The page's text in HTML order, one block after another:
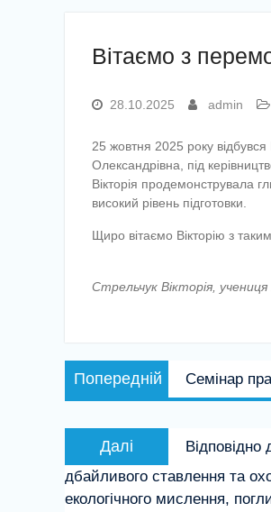
Вітаємо з
28.10.2025 admin
25 жовтня 2025 року відбувся
Олександрівна, під
Вікторія продемонструвала
високий рівень підготовки.
Щиро вітаємо Вікторію з
Стрельчук Вікторія,
Навігація
записів
Попередній
запис:
Семінар
Далі
запис:
Відповідно
дбайливого ставлення та
екологічного мислення,